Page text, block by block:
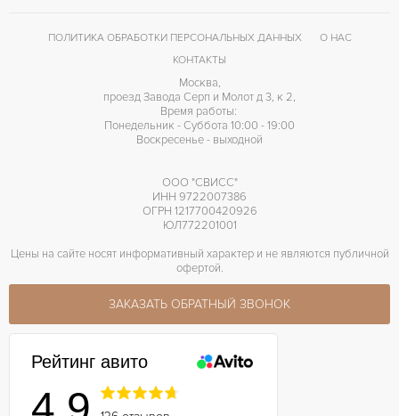
ПОЛИТИКА ОБРАБОТКИ ПЕРСОНАЛЬНЫХ ДАННЫХ
О НАС
КОНТАКТЫ
Москва,
проезд Завода Серп и Молот д 3, к 2,
Время работы:
Понедельник - Суббота 10:00 - 19:00
Воскресенье - выходной
ООО "СВИСС"
ИНН 9722007386
ОГРН 1217700420926
ЮЛ772201001
Цены на сайте носят информативный характер и не являются публичной
офертой.
ЗАКАЗАТЬ ОБРАТНЫЙ ЗВОНОК
Рейтинг авито